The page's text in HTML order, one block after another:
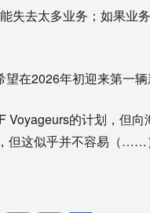
失去太多业务；如果业
在2026年初迎来第一
Voyageurs的计划，但
但这似乎并不容易（……